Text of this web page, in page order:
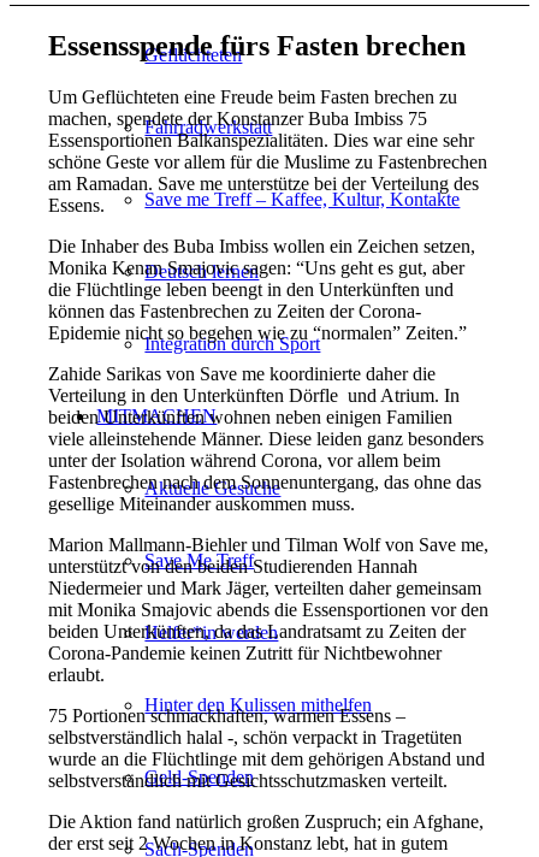
Geflüchteten
Fahrradwerkstatt
Save me Treff – Kaffee, Kultur, Kontakte
Deutsch lernen
Integration durch Sport
MITMACHEN
Aktuelle Gesuche
Save Me Treff
Helfer*in werden
Hinter den Kulissen mithelfen
Geld-Spenden
Sach-Spenden
Essensspende fürs Fasten brechen
Um Geflüchteten eine Freude beim Fasten brechen zu
machen, spendete der Konstanzer Buba Imbiss 75
Essensportionen Balkanspezialitäten. Dies war eine sehr
schöne Geste vor allem für die Muslime zu Fastenbrechen
am Ramadan. Save me unterstütze bei der Verteilung des
Essens.
Die Inhaber des Buba Imbiss wollen ein Zeichen setzen,
Monika Kenan Smajovic sagen: “Uns geht es gut, aber
die Flüchtlinge leben beengt in den Unterkünften und
können das Fastenbrechen zu Zeiten der Corona-
Epidemie nicht so begehen wie zu “normalen” Zeiten.”
Zahide Sarikas von Save me koordinierte daher die
Verteilung in den Unterkünften Dörfle und Atrium. In
beiden Unterkünften wohnen neben einigen Familien
viele alleinstehende Männer. Diese leiden ganz besonders
unter der Isolation während Corona, vor allem beim
Fastenbrechen nach dem Sonnenuntergang, das ohne das
gesellige Miteinander auskommen muss.
Marion Mallmann-Biehler und Tilman Wolf von Save me,
unterstützt von den beiden Studierenden Hannah
Niedermeier und Mark Jäger, verteilten daher gemeinsam
mit Monika Smajovic abends die Essensportionen vor den
beiden Unterkünften, da das Landratsamt zu Zeiten der
Corona-Pandemie keinen Zutritt für Nichtbewohner
erlaubt.
75 Portionen schmackhaften, warmen Essens –
selbstverständlich halal -, schön verpackt in Tragetüten
wurde an die Flüchtlinge mit dem gehörigen Abstand und
selbstverständlich mit Gesichtsschutzmasken verteilt.
Die Aktion fand natürlich großen Zuspruch; ein Afghane,
der erst seit 2 Wochen in Konstanz lebt, hat in gutem